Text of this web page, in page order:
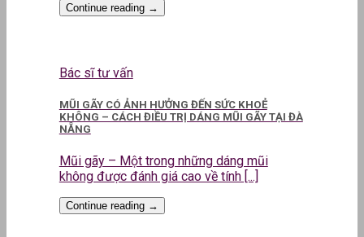
Continue reading →
Bác sĩ tư vấn
MŨI GÃY CÓ ẢNH HƯỞNG ĐẾN SỨC KHOẺ
KHÔNG – CÁCH ĐIỀU TRỊ DÁNG MŨI GÃY TẠI ĐÀ
NẴNG
Mũi gãy – Một trong những dáng mũi
không được đánh giá cao về tính [...]
Continue reading →